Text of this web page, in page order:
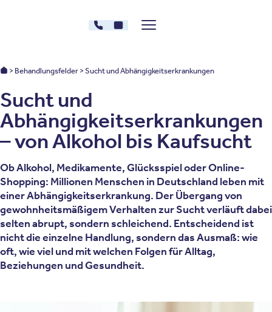
030 - 26478607
Kontakt
Menü zeigen/verstecken
Oberberg Kliniken: Startseite
Behandlungsfelder Sucht und Abhängigkeitserkrankungen
Sucht und
Abhängigkeitserkrankungen
– von Alkohol bis Kaufsucht
Ob Alkohol, Medikamente, Glücksspiel oder Online-
Shopping: Millionen Menschen in Deutschland leben mit
einer Abhängigkeitserkrankung. Der Übergang von
gewohnheitsmäßigem Verhalten zur Sucht verläuft dabei
selten abrupt, sondern schleichend. Entscheidend ist
nicht die einzelne Handlung, sondern das Ausmaß: wie
oft, wie viel und mit welchen Folgen für Alltag,
Beziehungen und Gesundheit.